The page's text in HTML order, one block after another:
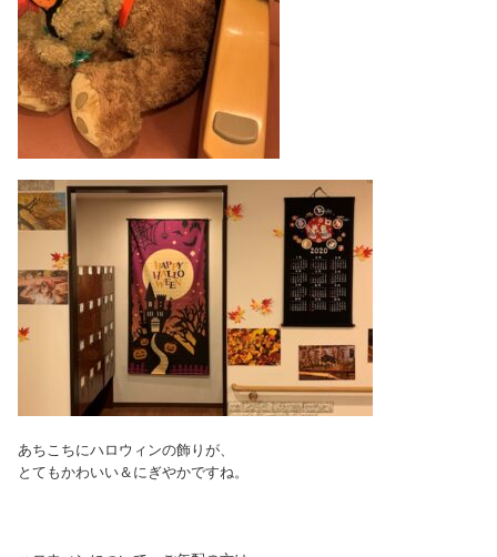
あちこちにハロウィンの飾りが、
とてもかわいい＆にぎやかですね。